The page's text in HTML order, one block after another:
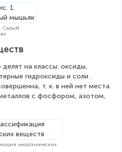
Серый
на классы: оксиды,
гидроксиды и соли .
т. к. в ней нет места
с фосфором, азотом,
неорганических